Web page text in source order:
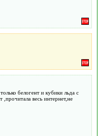
белогент и кубики льда с
весь интернет,не